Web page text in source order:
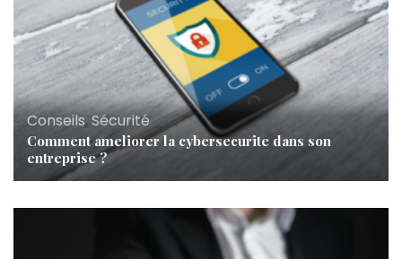
Conseils,Sécurité
Comment ameliorer la cybersecurite dans son
entreprise ?